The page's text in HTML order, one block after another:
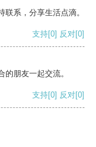
系，分享生活点滴。
支持[0] 反对[0]
朋友一起交流。
支持[0] 反对[0]